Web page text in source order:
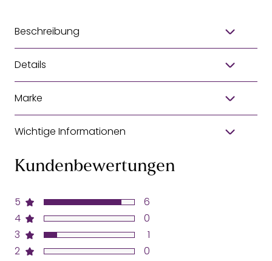
Beschreibung
Details
Marke
Wichtige Informationen
Kundenbewertungen
5
4
3
2
6
0
1
0